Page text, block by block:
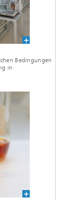
Bedingungen
in